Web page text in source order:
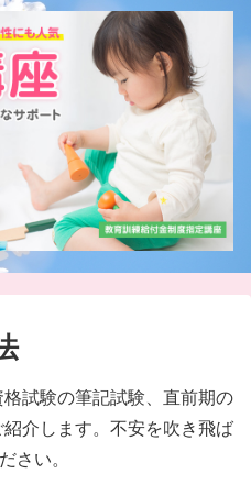
格試験の筆記試験、直前期の
介します。不安を吹き飛ば
さい。